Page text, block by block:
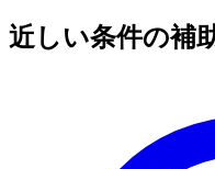
近しい条件の補